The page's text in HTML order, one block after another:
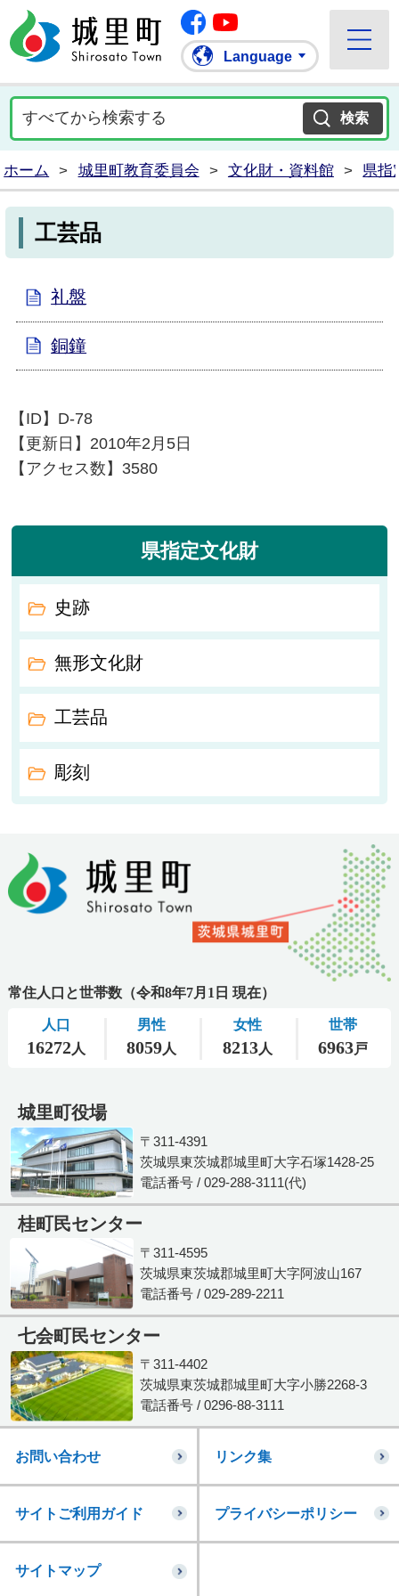
城里町ホームページ
Facebook
Language
ホーム > 城里町教育委員会 > 文化財・資料館 > 県指
工芸品
礼盤
銅鐘
【ID】 D-78
【更新日】 2010年2月5日
【アクセス数】 3580
県指定文化財
史跡
無形文化財
工芸品
彫刻
城里町役場
〒311-4391
茨城県東茨城郡城里町大字石塚1428-25
電話番号 / 029-288-3111(代)
桂町民センター
〒311-4595
茨城県東茨城郡城里町大字阿波山167
電話番号 / 029-289-2211
七会町民センター
〒311-4402
茨城県東茨城郡城里町大字小勝2268-3
電話番号 / 0296-88-3111
お問い合わせ リンク集
サイトご利用ガイド プライバシーポリシー
サイトマップ